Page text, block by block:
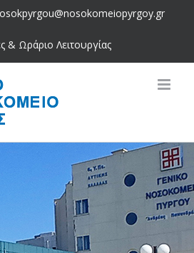
& Ωράριο Λειτουργίας